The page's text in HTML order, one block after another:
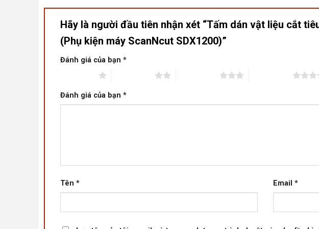
Hãy là người đầu tiên nhận xét “Tấm dán vật liệu cắt
(Phụ kiện máy ScanNcut SDX1200)”
Đánh giá của bạn *
Đánh giá của bạn *
Tên * Email*